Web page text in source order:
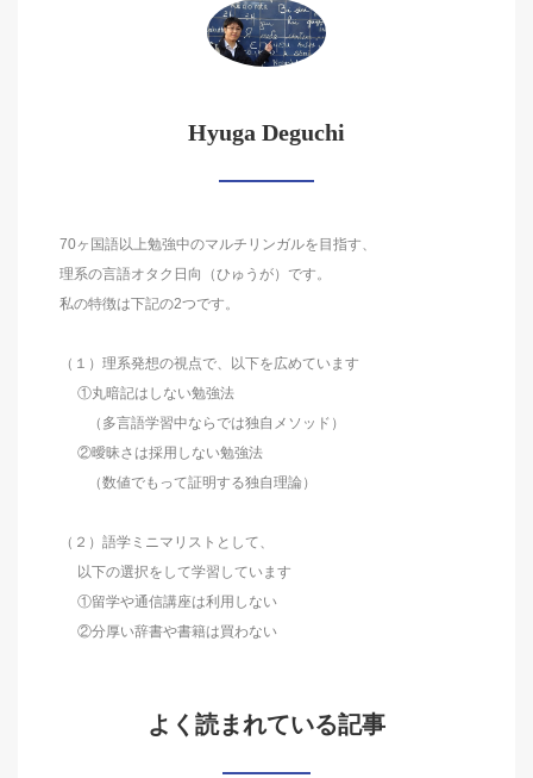
Hyuga Deguchi
70ヶ国語以上勉強中のマルチリンガルを目指す、
理系の言語オタク日向（ひゅうが）です。
私の特徴は下記の2つです。
（１）理系発想の視点で、以下を広めています
①丸暗記はしない勉強法
（多言語学習中ならでは独自メソッド）
②曖昧さは採用しない勉強法
（数値でもって証明する独自理論）
（２）語学ミニマリストとして、
以下の選択をして学習しています
①留学や通信講座は利用しない
②分厚い辞書や書籍は買わない
よく読まれている記事